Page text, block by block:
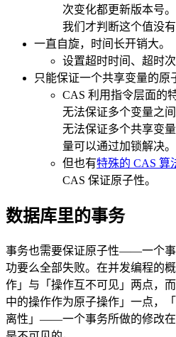
次变化都更新版本号
我们才判断这个值没有
一直自旋，时间长开销大。
设置超时时间、超时次
只能保证一个共享变量的原
CAS 利用指令层面的
无法保证多个变量之
无法保证多个共享变
量可以通过加锁解决。
但也有特殊的 CAS 算
CAS 保证原子性。
数据库里的事务
事务也需要保证原子性——一个
功要么全部失败。在并发编程的
作」与「操作互不可见」两点，
中的操作作为原子操作」一点，
离性」——一个事务所做的修改